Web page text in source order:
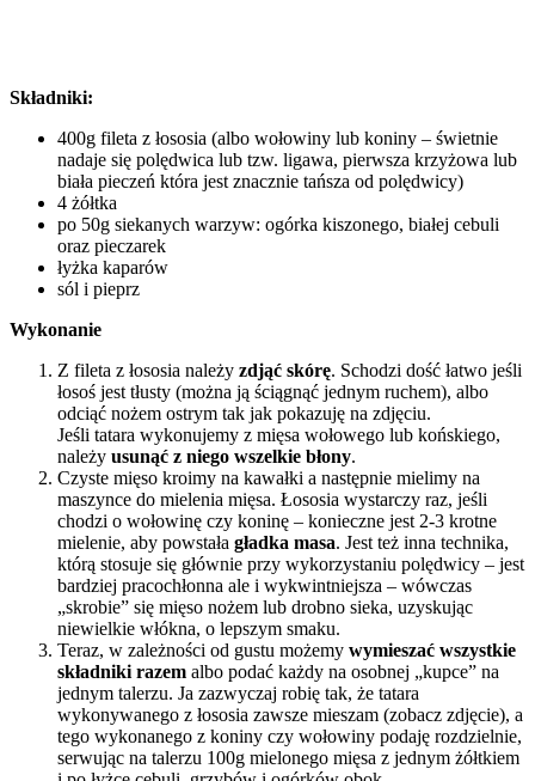
Składniki:
400g fileta z łososia (albo wołowiny lub koniny – świetnie
nadaje się polędwica lub tzw. ligawa, pierwsza krzyżowa lub
biała pieczeń która jest znacznie tańsza od polędwicy)
4 żółtka
po 50g siekanych warzyw: ogórka kiszonego, białej cebuli
oraz pieczarek
łyżka kaparów
sól i pieprz
Wykonanie
Z fileta z łososia należy zdjąć skórę. Schodzi dość łatwo jeśli
łosoś jest tłusty (można ją ściągnąć jednym ruchem), albo
odciąć nożem ostrym tak jak pokazuję na zdjęciu.
Jeśli tatara wykonujemy z mięsa wołowego lub końskiego,
należy usunąć z niego wszelkie błony.
Czyste mięso kroimy na kawałki a następnie mielimy na
maszynce do mielenia mięsa. Łososia wystarczy raz, jeśli
chodzi o wołowinę czy koninę – konieczne jest 2-3 krotne
mielenie, aby powstała gładka masa. Jest też inna technika,
którą stosuje się głównie przy wykorzystaniu polędwicy – jest
bardziej pracochłonna ale i wykwintniejsza – wówczas
„skrobie” się mięso nożem lub drobno sieka, uzyskując
niewielkie włókna, o lepszym smaku.
Teraz, w zależności od gustu możemy wymieszać wszystkie
składniki razem albo podać każdy na osobnej „kupce” na
jednym talerzu. Ja zazwyczaj robię tak, że tatara
wykonywanego z łososia zawsze mieszam (zobacz zdjęcie), a
tego wykonanego z koniny czy wołowiny podaję rozdzielnie,
serwując na talerzu 100g mielonego mięsa z jednym żółtkiem